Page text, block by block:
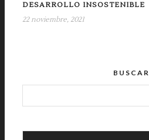
DESARROLLO INSOSTENIBLE
22 noviembre, 2021
BUSCAR